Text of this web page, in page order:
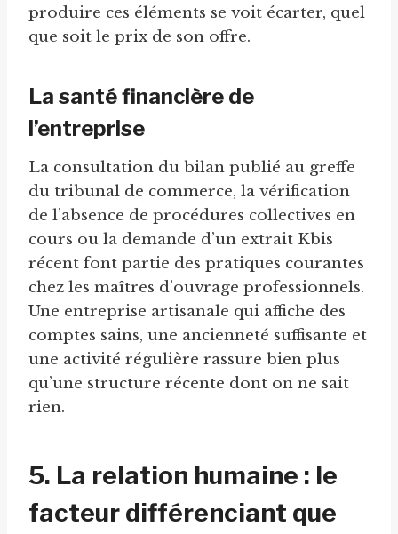
produire ces éléments se voit écarter, quel
que soit le prix de son offre.
La santé financière de
l’entreprise
La consultation du bilan publié au greffe
du tribunal de commerce, la vérification
de l’absence de procédures collectives en
cours ou la demande d’un extrait Kbis
récent font partie des pratiques courantes
chez les maîtres d’ouvrage professionnels.
Une entreprise artisanale qui affiche des
comptes sains, une ancienneté suffisante et
une activité régulière rassure bien plus
qu’une structure récente dont on ne sait
rien.
5. La relation humaine : le
facteur différenciant que